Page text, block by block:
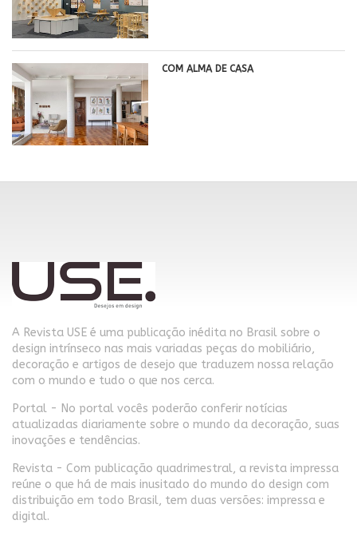
COM ALMA DE CASA
A Revista USE é uma publicação inédita no Brasil sobre o
design intrínseco nas mais variadas peças do mobiliário,
decoração e artigos de desejo que traduzem nossa relação
com o mundo e tudo o que nos cerca.
Portal - No portal vocês poderão conferir notícias
atualizadas diariamente sobre o mundo da decoração, suas
inovações e tendências.
Revista - Com publicação quadrimestral, a revista impressa
reúne o que há de mais inusitado do mundo do design com
distribuição em todo Brasil, tem duas versões: impressa e
digital.